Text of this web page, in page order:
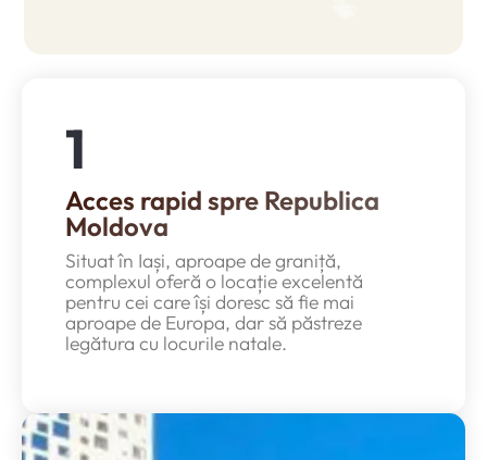
1
Acces rapid spre Republica
Moldova
Situat în Iași, aproape de graniță,
complexul oferă o locație excelentă
pentru cei care își doresc să fie mai
aproape de Europa, dar să păstreze
legătura cu locurile natale.